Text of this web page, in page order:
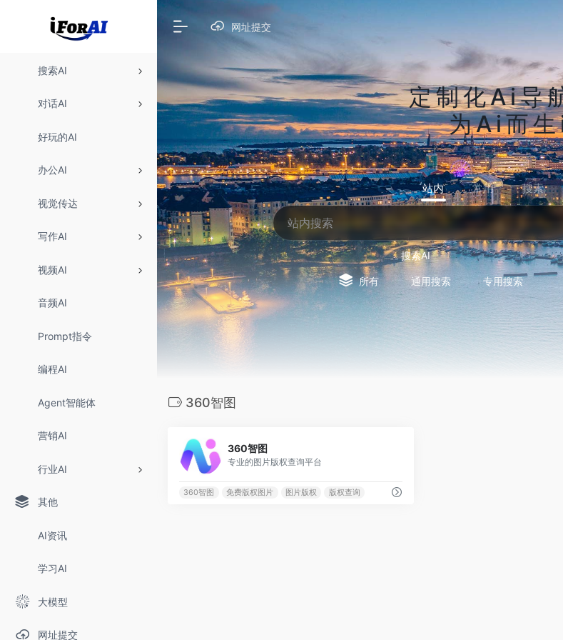
搜索AI
对话AI
好玩的AI
办公AI
视觉传达
写作AI
视频AI
音频AI
Prompt指令
编程AI
Agent智能体
营销AI
行业AI
其他
AI资讯
学习AI
大模型
网址提交
网址提交
定制化Ai导
为Ai而
站内 常用 搜索
搜索AI
所有 通用搜索 专用搜索
360智图
360智图
专业的图片版权查询平台
360智图 免费版权图片 图片版权 版权查询